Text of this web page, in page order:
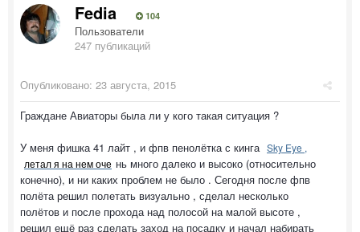
Fedia 104
Пользователи
247 публикаций
Опубликовано: 23 августа, 2015
Граждане Авиаторы была ли у кого такая ситуация ?
У меня фишка 41 лайт , и фпв пенолётка с кинга Sky Eye ,
летал я на нем оче нь много далеко и высоко (относительно
конечно), и ни каких проблем не было . Сегодня после фпв
полёта решил полетать визуально , сделал несколько
полётов и после прохода над полосой на малой высоте ,
решил ещё раз сделать заход на посадку и начал набирать